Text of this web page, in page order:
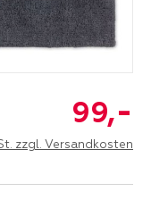
99,-
zzgl. Versandkosten